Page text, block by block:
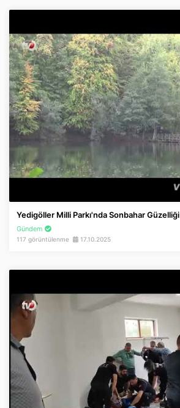
Yedigöller Milli Parkı'nda Sonbahar Güzelliği
Gündem
117 görüntülenme 17.10.2025